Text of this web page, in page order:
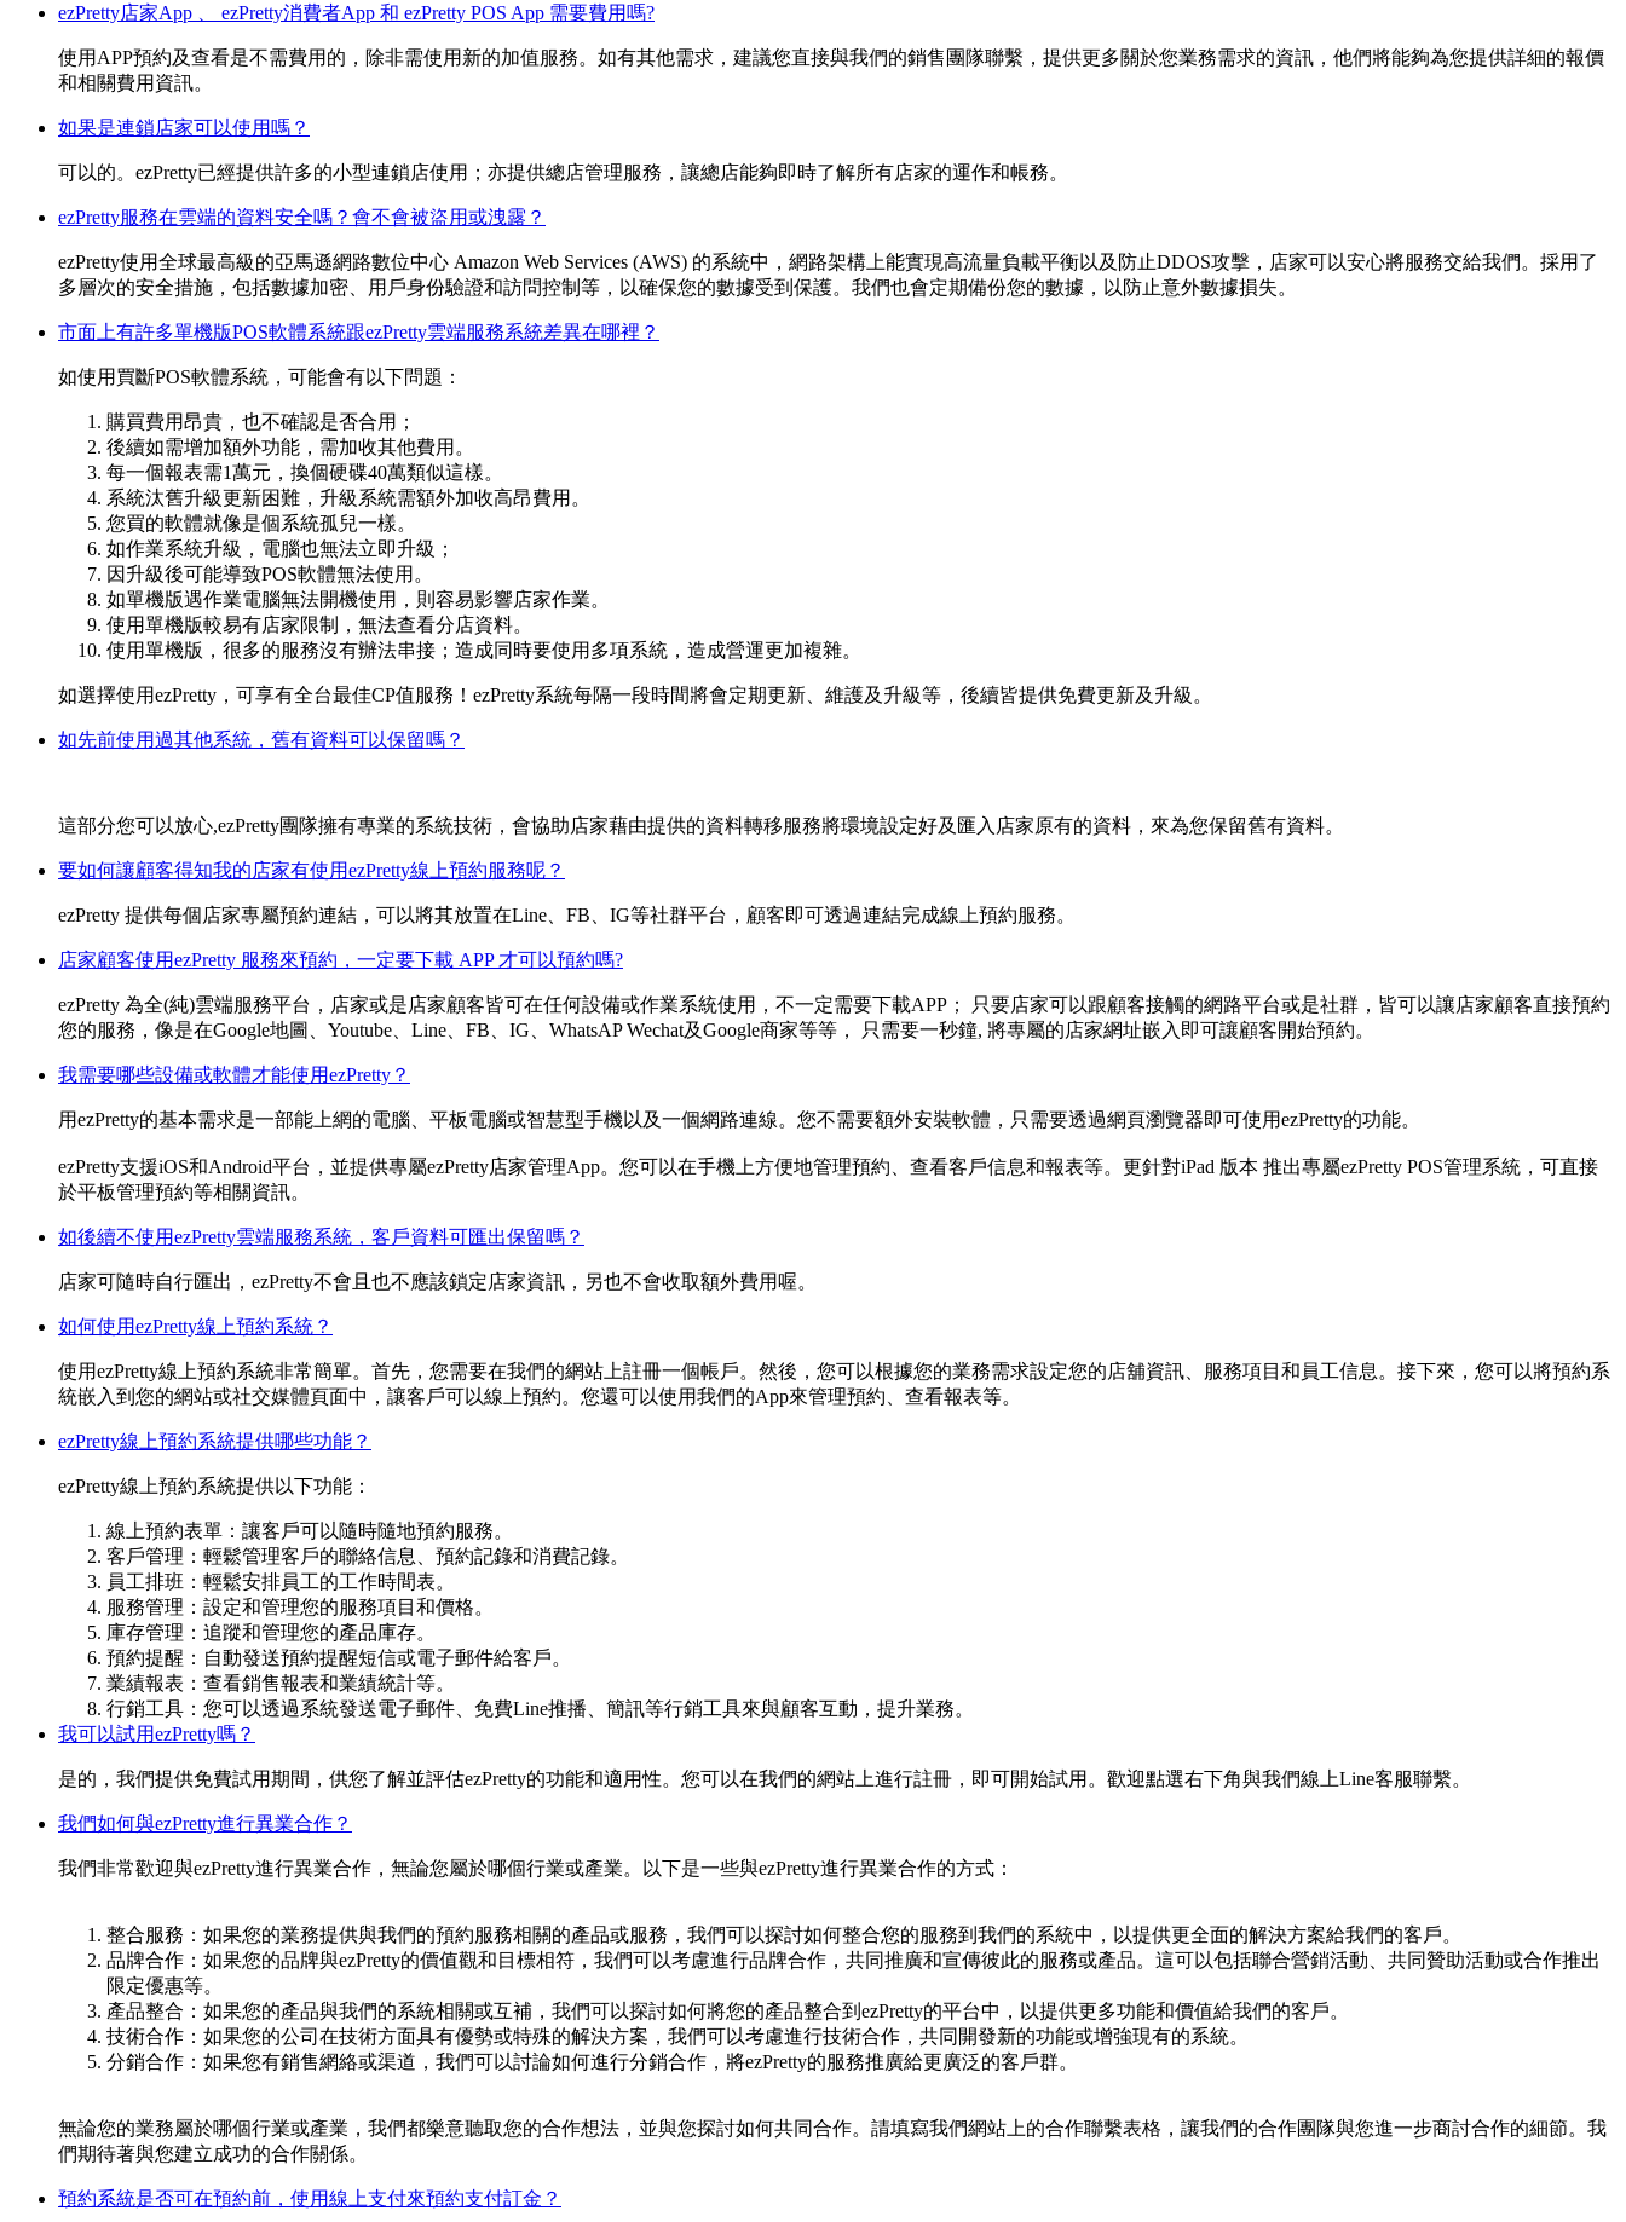
ezPretty店家App 、 ezPretty消費者App 和 ezPretty POS App 需要費用嗎?
使用APP預約及查看是不需費用的，除非需使用新的加值服務。如有其他需求，建議您直接與我們的銷售團隊聯繫，提供更多關於您業務需求的資訊，他們將能夠為您提供詳細的報價
和相關費用資訊。
如果是連鎖店家可以使用嗎？
可以的。ezPretty已經提供許多的小型連鎖店使用；亦提供總店管理服務，讓總店能夠即時了解所有店家的運作和帳務。
ezPretty服務在雲端的資料安全嗎？會不會被盜用或洩露？
ezPretty使用全球最高級的亞馬遜網路數位中心 Amazon Web Services (AWS) 的系統中，網路架構上能實現高流量負載平衡以及防止DDOS攻擊，店家可以安心將服務交給我們。採用了
多層次的安全措施，包括數據加密、用戶身份驗證和訪問控制等，以確保您的數據受到保護。我們也會定期備份您的數據，以防止意外數據損失。
市面上有許多單機版POS軟體系統跟ezPretty雲端服務系統差異在哪裡？
如使用買斷POS軟體系統，可能會有以下問題：
購買費用昂貴，也不確認是否合用；
後續如需增加額外功能，需加收其他費用。
每一個報表需1萬元，換個硬碟40萬類似這樣。
系統汰舊升級更新困難，升級系統需額外加收高昂費用。
您買的軟體就像是個系統孤兒一樣。
如作業系統升級，電腦也無法立即升級；
因升級後可能導致POS軟體無法使用。
如單機版遇作業電腦無法開機使用，則容易影響店家作業。
使用單機版較易有店家限制，無法查看分店資料。
使用單機版，很多的服務沒有辦法串接；造成同時要使用多項系統，造成營運更加複雜。
如選擇使用ezPretty，可享有全台最佳CP值服務！ezPretty系統每隔一段時間將會定期更新、維護及升級等，後續皆提供免費更新及升級。
如先前使用過其他系統，舊有資料可以保留嗎？
這部分您可以放心,ezPretty團隊擁有專業的系統技術，會協助店家藉由提供的資料轉移服務將環境設定好及匯入店家原有的資料，來為您保留舊有資料。
要如何讓顧客得知我的店家有使用ezPretty線上預約服務呢？
ezPretty 提供每個店家專屬預約連結，可以將其放置在Line、FB、IG等社群平台，顧客即可透過連結完成線上預約服務。
店家顧客使用ezPretty 服務來預約，一定要下載 APP 才可以預約嗎?
ezPretty 為全(純)雲端服務平台，店家或是店家顧客皆可在任何設備或作業系統使用，不一定需要下載APP； 只要店家可以跟顧客接觸的網路平台或是社群，皆可以讓店家顧客直接預約
您的服務，像是在Google地圖、Youtube、Line、FB、IG、WhatsAP Wechat及Google商家等等， 只需要一秒鐘, 將專屬的店家網址嵌入即可讓顧客開始預約。
我需要哪些設備或軟體才能使用ezPretty？
用ezPretty的基本需求是一部能上網的電腦、平板電腦或智慧型手機以及一個網路連線。您不需要額外安裝軟體，只需要透過網頁瀏覽器即可使用ezPretty的功能。
ezPretty支援iOS和Android平台，並提供專屬ezPretty店家管理App。您可以在手機上方便地管理預約、查看客戶信息和報表等。更針對iPad 版本 推出專屬ezPretty POS管理系統，可直接
於平板管理預約等相關資訊。
如後續不使用ezPretty雲端服務系統，客戶資料可匯出保留嗎？
店家可隨時自行匯出，ezPretty不會且也不應該鎖定店家資訊，另也不會收取額外費用喔。
如何使用ezPretty線上預約系統？
使用ezPretty線上預約系統非常簡單。首先，您需要在我們的網站上註冊一個帳戶。然後，您可以根據您的業務需求設定您的店舖資訊、服務項目和員工信息。接下來，您可以將預約系
統嵌入到您的網站或社交媒體頁面中，讓客戶可以線上預約。您還可以使用我們的App來管理預約、查看報表等。
ezPretty線上預約系統提供哪些功能？
ezPretty線上預約系統提供以下功能：
線上預約表單：讓客戶可以隨時隨地預約服務。
客戶管理：輕鬆管理客戶的聯絡信息、預約記錄和消費記錄。
員工排班：輕鬆安排員工的工作時間表。
服務管理：設定和管理您的服務項目和價格。
庫存管理：追蹤和管理您的產品庫存。
預約提醒：自動發送預約提醒短信或電子郵件給客戶。
業績報表：查看銷售報表和業績統計等。
行銷工具：您可以透過系統發送電子郵件、免費Line推播、簡訊等行銷工具來與顧客互動，提升業務。
我可以試用ezPretty嗎？
是的，我們提供免費試用期間，供您了解並評估ezPretty的功能和適用性。您可以在我們的網站上進行註冊，即可開始試用。歡迎點選右下角與我們線上Line客服聯繫。
我們如何與ezPretty進行異業合作？
我們非常歡迎與ezPretty進行異業合作，無論您屬於哪個行業或產業。以下是一些與ezPretty進行異業合作的方式：
整合服務：如果您的業務提供與我們的預約服務相關的產品或服務，我們可以探討如何整合您的服務到我們的系統中，以提供更全面的解決方案給我們的客戶。
品牌合作：如果您的品牌與ezPretty的價值觀和目標相符，我們可以考慮進行品牌合作，共同推廣和宣傳彼此的服務或產品。這可以包括聯合營銷活動、共同贊助活動或合作推出
限定優惠等。
產品整合：如果您的產品與我們的系統相關或互補，我們可以探討如何將您的產品整合到ezPretty的平台中，以提供更多功能和價值給我們的客戶。
技術合作：如果您的公司在技術方面具有優勢或特殊的解決方案，我們可以考慮進行技術合作，共同開發新的功能或增強現有的系統。
分銷合作：如果您有銷售網絡或渠道，我們可以討論如何進行分銷合作，將ezPretty的服務推廣給更廣泛的客戶群。
無論您的業務屬於哪個行業或產業，我們都樂意聽取您的合作想法，並與您探討如何共同合作。請填寫我們網站上的合作聯繫表格，讓我們的合作團隊與您進一步商討合作的細節。我
們期待著與您建立成功的合作關係。
預約系統是否可在預約前，使用線上支付來預約支付訂金？